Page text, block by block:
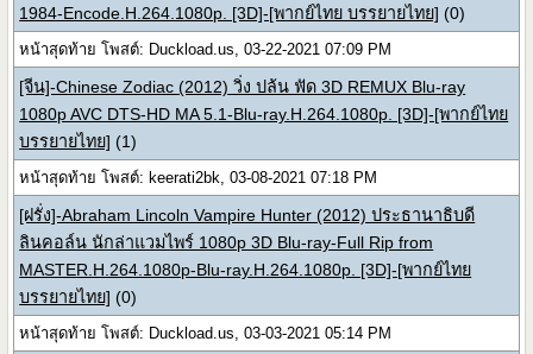
1984-Encode.H.264.1080p. [3D]-[พากย์ไทย บรรยายไทย] (0)
หน้าสุดท้าย โพสต์: Duckload.us, 03-22-2021 07:09 PM
[จีน]-Chinese Zodiac (2012) วิ่ง ปล้น ฟัด 3D REMUX Blu-ray
1080p AVC DTS-HD MA 5.1-Blu-ray.H.264.1080p. [3D]-[พากย์ไทย
บรรยายไทย] (1)
หน้าสุดท้าย โพสต์: keerati2bk, 03-08-2021 07:18 PM
[ฝรั่ง]-Abraham Lincoln Vampire Hunter (2012) ประธานาธิบดี
ลินคอล์น นักล่าแวมไพร์ 1080p 3D Blu-ray-Full Rip from
MASTER.H.264.1080p-Blu-ray.H.264.1080p. [3D]-[พากย์ไทย
บรรยายไทย] (0)
หน้าสุดท้าย โพสต์: Duckload.us, 03-03-2021 05:14 PM